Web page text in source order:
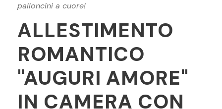
palloncini a cuore!
ALLESTIMENTO
ROMANTICO
"AUGURI AMORE"
IN CAMERA CON